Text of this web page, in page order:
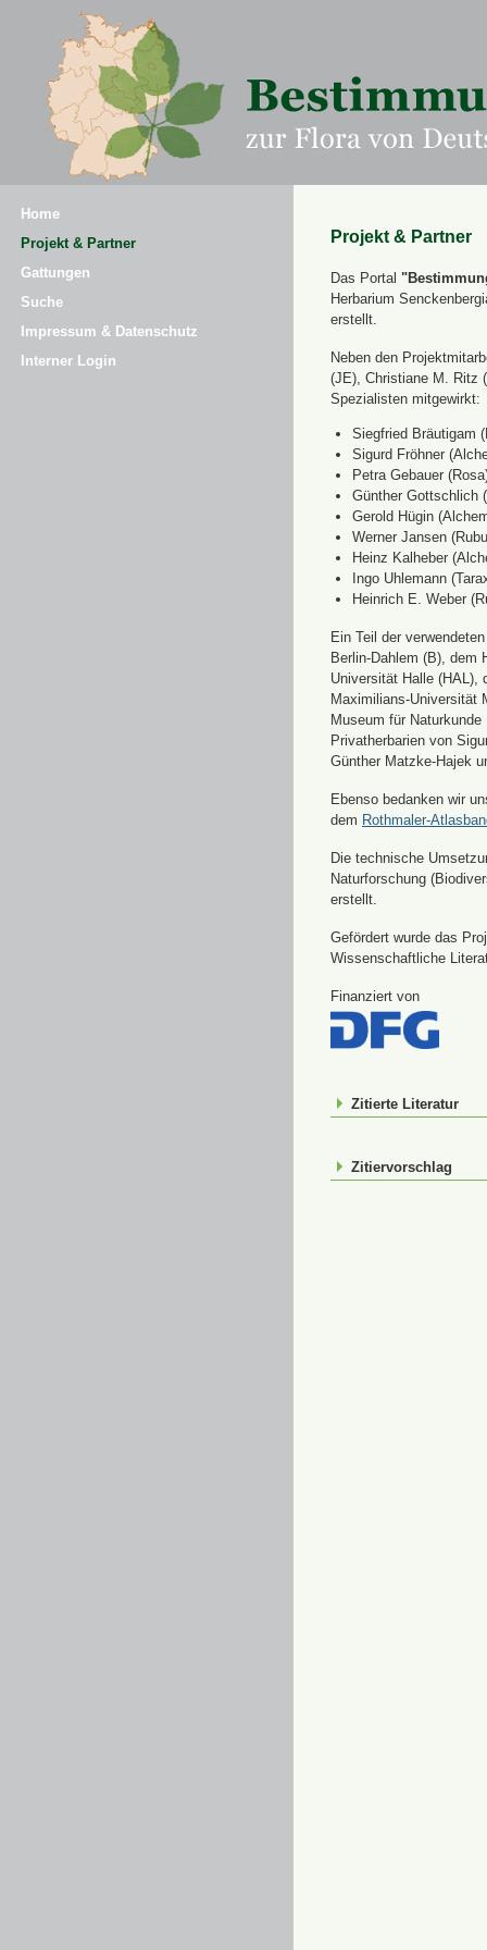
Home
Projekt & Partner
Gattungen
Suche
Impressum & Datenschutz
Interner Login
Projekt & Partner
Das Portal
Herbarium
erstellt.
Neben den
(JE), Christiane M. Ritz
Spezialisten mitgewirkt:
Siegfried Bräutigam
Sigurd Fröhner
Petra Gebauer
Günther Gottschlich
Gerold Hügin
Werner Jansen
Heinz Kalheber
Ingo Uhlemann
Heinrich E. Weber
Ein Teil der
Berlin-Dahlem (B), dem
Universität Halle (HAL),
Maximilians-Universität
Museum für
Privatherbarien von
Günther Matzke-Hajek
Ebenso bedanken wir
dem Rothmaler-
Die technische
Naturforschung
erstellt.
Gefördert wurde das
Wissenschaftliche
Finanziert von
Zitierte Literatur
Zitiervorschlag